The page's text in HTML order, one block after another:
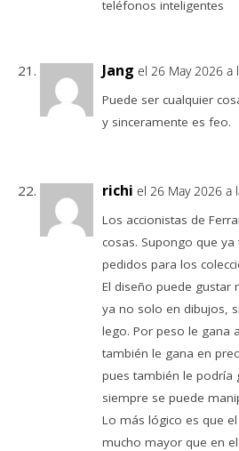
teléfonos inteligentes
Jang el 26 May 2026 a
Puede ser cualquier
y sinceramente es feo.
richi el 26 May 2026 a
Los accionistas de
cosas. Supongo que
pedidos para los
El diseño puede gustar
ya no solo en dibujos,
lego. Por peso le gana
también le gana en
pues también le podría
siempre se puede
Lo más lógico es que
mucho mayor que en